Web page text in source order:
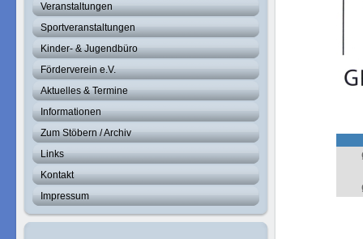
Veranstaltungen
Sportveranstaltungen
Kinder- & Jugendbüro
Förderverein e.V.
Aktuelles & Termine
Informationen
Zum Stöbern / Archiv
Links
Kontakt
Impressum